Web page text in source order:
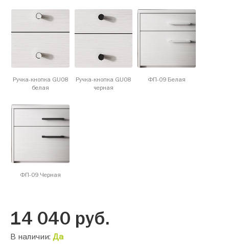
Ручка-кнопка GU08
белая
Ручка-кнопка GU08
черная
ФП-09 Белая
ФП-09 Черная
14 040 руб.
В наличии: Да